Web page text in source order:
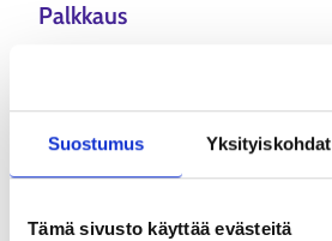
Suostumus Yksityiskohdat
Tämä sivusto käyttää evästeitä
Palkkaus